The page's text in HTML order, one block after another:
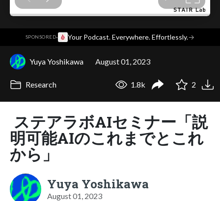
SPONSORED· Your Podcast. Everywhere. Effortlessly.→
Yuya Yoshikawa August 01, 2023
Research 1.8k 2
ステアラボAIセミナー「説
明可能AIのこれまでとこれ
から」
Yuya Yoshikawa
August 01, 2023